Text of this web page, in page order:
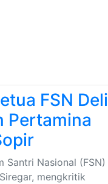
FSN Deli
Pertamina
Santri Nasional (FSN)
mengkritik